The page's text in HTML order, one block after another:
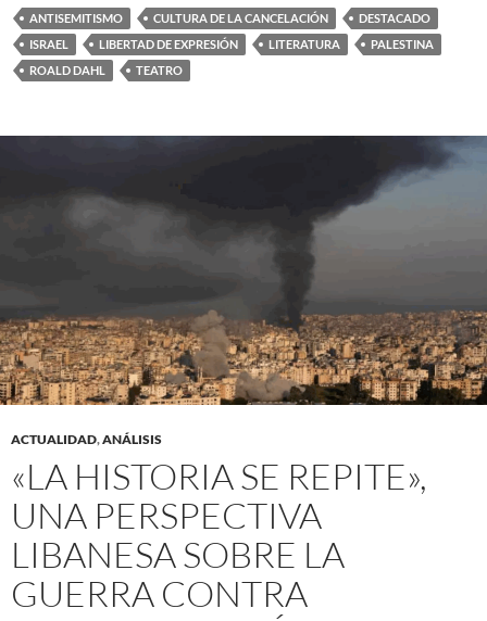
ANTISEMITISMO CULTURA DE LA CANCELACIÓN
DESTACADO
ISRAEL
LIBERTAD DE EXPRESIÓN LITERATURA
PALESTINA
ROALD DAHL
TEATRO
ACTUALIDAD,ANÁLISIS
«LA HISTORIA SE REPITE»,
UNA PERSPECTIVA
LIBANESA SOBRE LA
GUERRA CONTRA